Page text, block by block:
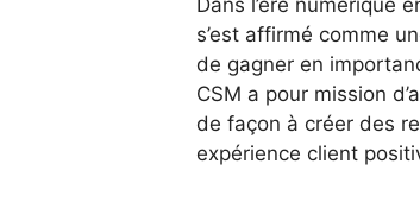
s’est affirmé comme
de gagner en
CSM a pour mission
de façon à créer des
expérience client